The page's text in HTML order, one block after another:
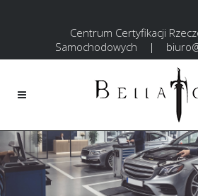
Centrum Certyfikacji
Samochodowych
|